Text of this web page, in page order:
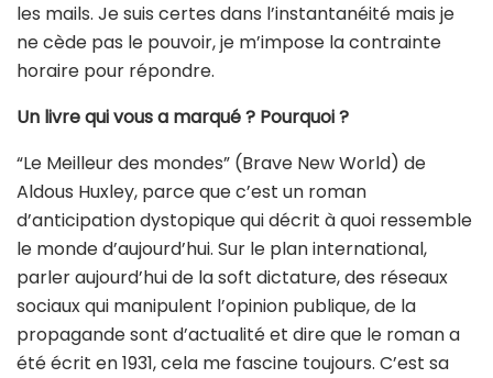
les mails. Je suis certes dans l’instantanéité mais je
ne cède pas le pouvoir, je m’impose la contrainte
horaire pour répondre.
Un livre qui vous a marqué ? Pourquoi ?
“Le Meilleur des mondes” (Brave New World) de
Aldous Huxley, parce que c’est un roman
d’anticipation dystopique qui décrit à quoi ressemble
le monde d’aujourd’hui. Sur le plan international,
parler aujourd’hui de la soft dictature, des réseaux
sociaux qui manipulent l’opinion publique, de la
propagande sont d’actualité et dire que le roman a
été écrit en 1931, cela me fascine toujours. C’est sa